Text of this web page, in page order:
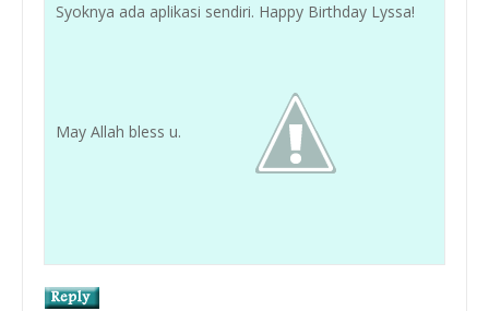
Syoknya ada aplikasi sendiri. Happy Birthday Lyssa!
May Allah bless u.